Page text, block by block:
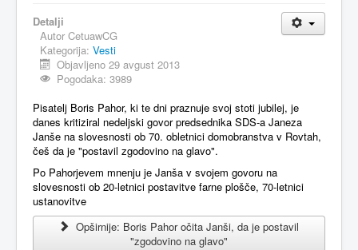
MAGAZIN
FELJTON
PISMA ČITALACA
IMPRESUM
Detalji
Autor CetuawCG
Kategorija: Vesti
Objavljeno 29 avgust 2013
Pogodaka: 3989
Pisatelj Boris Pahor, ki te dni praznuje svoj stoti jubilej, je
danes kritiziral nedeljski govor predsednika SDS-a Janeza
Janše na slovesnosti ob 70. obletnici domobranstva v Rovtah,
češ da je "postavil zgodovino na glavo".
Po Pahorjevem mnenju je Janša v svojem govoru na
slovesnosti ob 20-letnici postavitve farne plošče, 70-letnici
ustanovitve
Opširnije: Boris Pahor očita Janši, da je postavil
"zgodovino na glavo"